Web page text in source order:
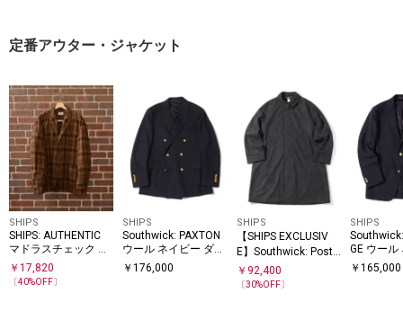
定番アウター・ジャケット
SHIPS
SHIPS: AUTHENTIC
マドラスチェック ジ
ャケット
￥ 17,820
〔40%OFF〕
SHIPS
Southwick: PAXTON
ウール ネイビー ダブ
ルブレザー
￥176,000
SHIPS
【SHIPS EXCLUSIV
E】Southwick: Post
O'Alls USN Utility Co
at
￥ 92,400
〔30%OFF〕
SHIPS
GE ウール
ブレザー
￥165,000